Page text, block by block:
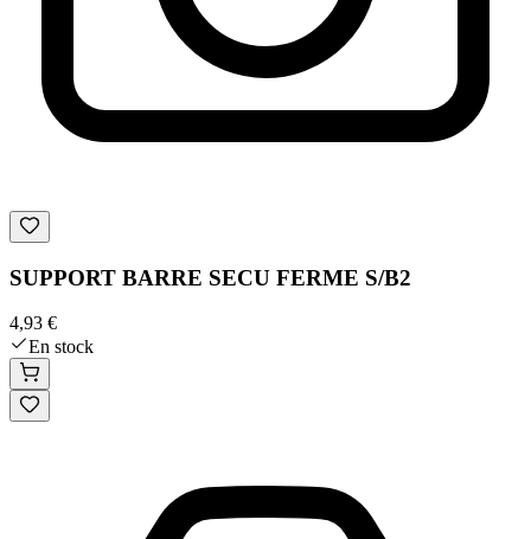
SUPPORT BARRE SECU FERME S/B2
4,93 €
En stock